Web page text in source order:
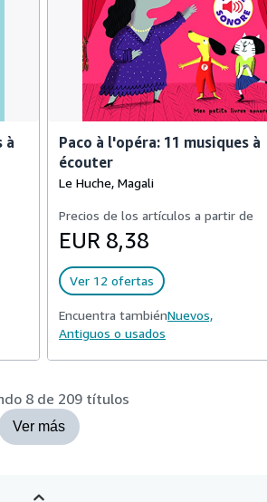
à
Paco à l'opéra: 11 musiques à
écouter
Le Huche, Magali
Precios de los artículos a partir de
EUR 8,38
Ver 12 ofertas
Encuentra tambiénNuevos,
Antiguos o usados
8 de 209 títulos
Ver más